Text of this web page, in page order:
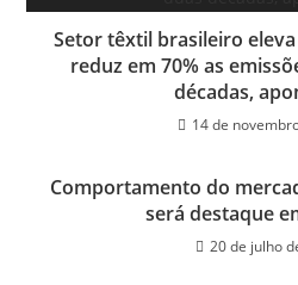
Setor têxtil brasileiro
reduz em 70% as
décadas,
14 de
Comportamento do
será destaque
20 de julho